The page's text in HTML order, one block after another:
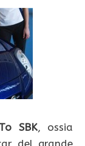
SBK, ossia